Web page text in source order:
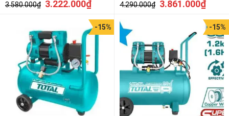
3.580.000₫ 3.222.000₫
4.290.000₫ 3.861.000₫
-15% -15%